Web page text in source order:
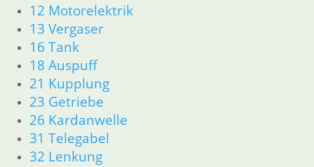
12 Motorelektrik
13 Vergaser
16 Tank
18 Auspuff
21 Kupplung
23 Getriebe
26 Kardanwelle
31 Telegabel
32 Lenkung
16 Tank
18 Auspuff
21 Kupplung
23 Getriebe
26 Kardanwelle
31 Telegabel
32 Lenkung
33 Antrieb
34 Bremsen
36 Räder